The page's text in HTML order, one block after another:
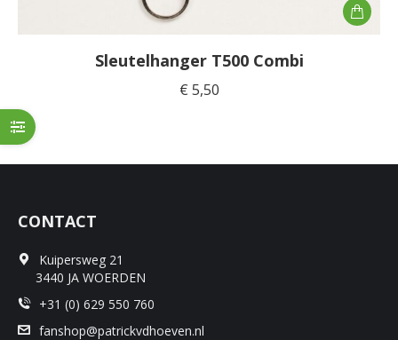
Sleutelhanger T500 Combi
€ 5,50
CONTACT
Kuipersweg 21
3440 JA WOERDEN
+31 (0) 629 550 760
fanshop@patrickvdhoeven.nl